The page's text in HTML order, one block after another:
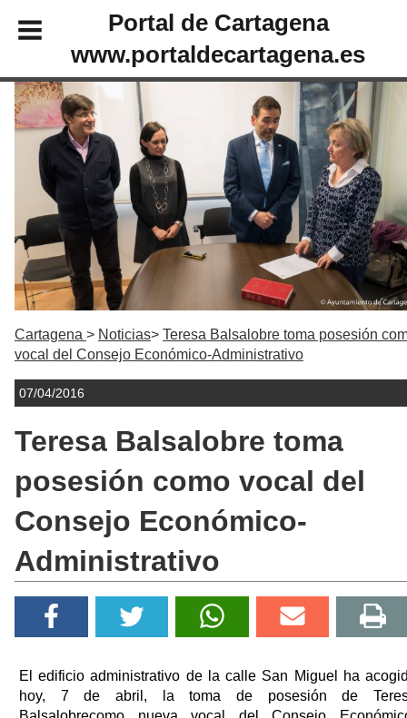
Portal de Cartagena
www.portaldecartagena.es
Cartagena Noticias
Teresa Balsalobre toma posesión
vocal del Consejo Económico-Administrativo
07/04/2016
Teresa Balsalobre toma
posesión como vocal del
Consejo Económico-
Administrativo
El edificio administrativo de la calle San Miguel ha
hoy, 7 de abril, la toma de posesión de